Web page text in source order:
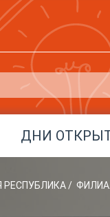
ДНИ
РЕСПУБЛИКА/